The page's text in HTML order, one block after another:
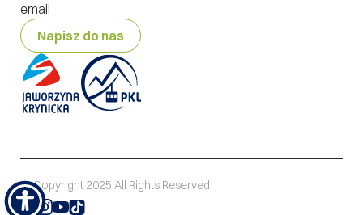
email
Napisz do nas
© Copyright 2025 All Rights Reserved